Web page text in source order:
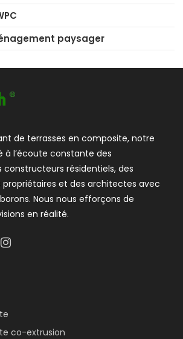
paysager
de terrasses en composite, notre
à l’écoute constante des
résidentiels, des
propriétaires et des architectes avec
Nous nous efforçons de
en réalité.
co-extrusion